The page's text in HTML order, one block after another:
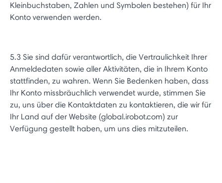
Kleinbuchstaben, Zahlen und Symbolen bestehen) für Ihr
Konto verwenden werden.
5.3 Sie sind dafür verantwortlich, die Vertraulichkeit Ihrer
Anmeldedaten sowie aller Aktivitäten, die in Ihrem Konto
stattfinden, zu wahren. Wenn Sie Bedenken haben, dass
Ihr Konto missbräuchlich verwendet wurde, stimmen Sie
zu, uns über die Kontaktdaten zu kontaktieren, die wir für
Ihr Land auf der Website (global.irobot.com) zur
Verfügung gestellt haben, um uns dies mitzuteilen.